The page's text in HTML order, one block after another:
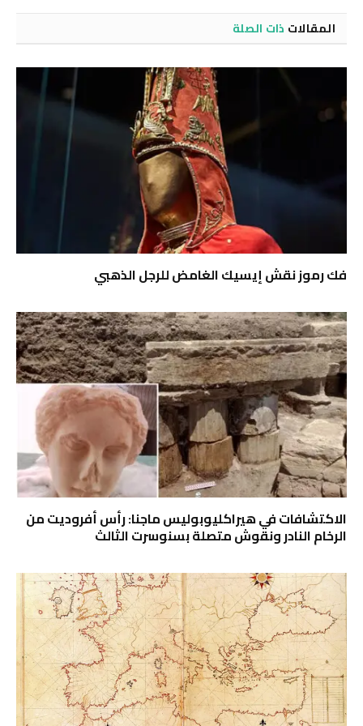
المقالات ذات الصلة
فك رموز نقش إيسيك الغامض للرجل الذهبي
الاكتشافات في هيراكليوبوليس ماجنا: رأس أفروديت من
الرخام النادر ونقوش متصلة بسنوسرت الثالث